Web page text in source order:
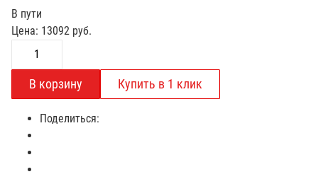
В пути
Цена: 13092 руб.
Поделиться: